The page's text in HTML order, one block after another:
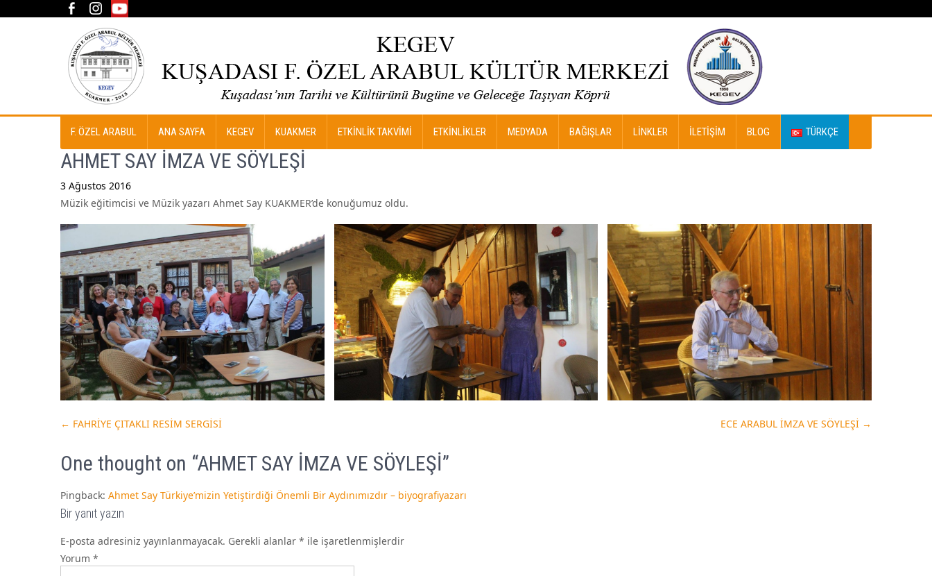
F. ÖZEL ARABUL ANA SAYFA KEGEV KUAKMER ETKİNLİK TAKVİMİ ETKİNLİKLER MEDYADA BAĞIŞLAR LINKLER İLETIŞIM BLOG TÜRKÇE
AHMET SAY İMZA VE SÖYLEŞİ
3 Ağustos 2016
Müzik eğitimcisi ve Müzik yazarı Ahmet Say KUAKMER’de konuğumuz oldu.
navigation
← FAHRİYE ÇITAKLI RESİM SERGİSİ ECE ARABUL İMZA VE SÖYLEŞİ →
One thought on “AHMET SAY İMZA VE SÖYLEŞİ”
Pingback: Ahmet Say Türkiye’mizin Yetiştirdiği Önemli Bir Aydınımızdır – biyografiyazarı
Bir yanıt yazın
E-posta adresiniz yayınlanmayacak. Gerekli alanlar * ile işaretlenmişlerdir
Yorum *